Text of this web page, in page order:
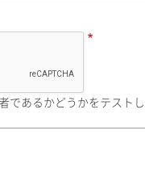
であるかどうかをテスト